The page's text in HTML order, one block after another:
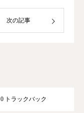
次の記事
0 トラックバック